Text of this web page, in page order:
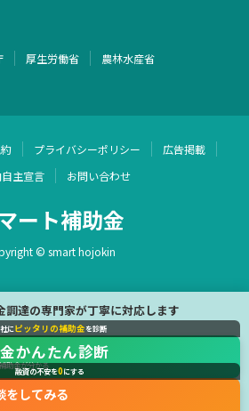
厚生労働省 農林水産省
プライバシーポリシー
広告掲載
主宣言
お問い合わせ
ート補助金
© smart hojokin
調達の専門家が丁寧に対応します
にピッタリの補助金を診断
かんたん診断
助金が分かる
融資の不安を0にする
をしてみる